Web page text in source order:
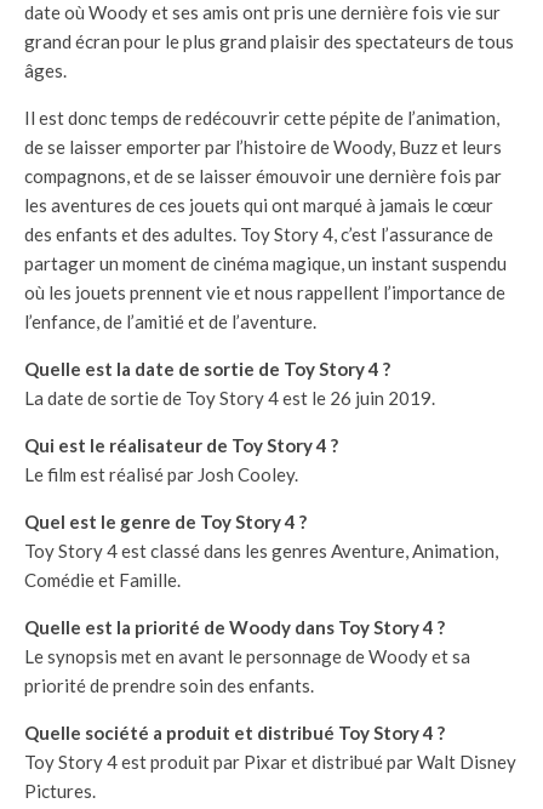
date où Woody et ses amis ont pris une dernière fois vie sur
grand écran pour le plus grand plaisir des spectateurs de tous
âges.
Il est donc temps de redécouvrir cette pépite de l’animation,
de se laisser emporter par l’histoire de Woody, Buzz et leurs
compagnons, et de se laisser émouvoir une dernière fois par
les aventures de ces jouets qui ont marqué à jamais le cœur
des enfants et des adultes. Toy Story 4, c’est l’assurance de
partager un moment de cinéma magique, un instant suspendu
où les jouets prennent vie et nous rappellent l’importance de
l’enfance, de l’amitié et de l’aventure.
Quelle est la date de sortie de Toy Story 4 ?
La date de sortie de Toy Story 4 est le 26 juin 2019.
Qui est le réalisateur de Toy Story 4 ?
Le film est réalisé par Josh Cooley.
Quel est le genre de Toy Story 4 ?
Toy Story 4 est classé dans les genres Aventure, Animation,
Comédie et Famille.
Quelle est la priorité de Woody dans Toy Story 4 ?
Le synopsis met en avant le personnage de Woody et sa
priorité de prendre soin des enfants.
Quelle société a produit et distribué Toy Story 4 ?
Toy Story 4 est produit par Pixar et distribué par Walt Disney
Pictures.